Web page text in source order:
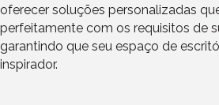
oferecer soluções personalizadas
perfeitamente com os requisitos de
garantindo que seu espaço de
inspirador.